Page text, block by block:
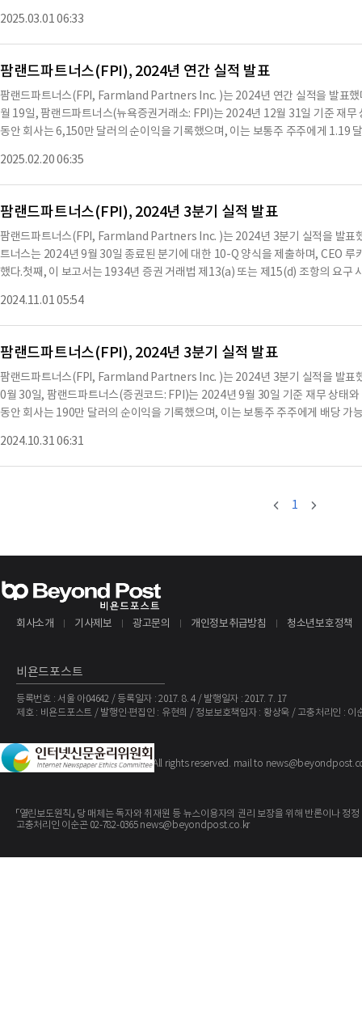
상 종료되었고, (ii) Crowe LLP를 팜랜드파트너스의 새로운 독립 등록 공인 회
년 2월 25일에 Plante Moran에게 이러한 조치를 통보했다.Plante Moran의
한 감사 보고서는 부정적인 의견이나 의견의 면책 조항이 포함되지 않았으며,
수정이 없었다.또한, 2024년 및 2023년 회계연도와 2025년 2월 25일 이전의
에 회계 원칙이나 관행, 재무제표 공시 또는 감사 범위나 절차와 관련하여 해결
없었다.팜랜드파트너스는 Plante Moran에게 본 보고서의 사본을 제공하고,
C에 서한으로 전달해 줄 것을 요청했다.Plante Moran의 2025년 2월 27일자
2025.03.01 06:33
팜랜드파트너스(FPI), 2024년 연간 실적 발표
팜랜드파트너스(FPI, Farmland Partners Inc. )는 2024년 연간 실적을 발표했
월 19일, 팜랜드파트너스(뉴욕증권거래소: FPI)는 2024년 12월 31일 기준 재
동안 회사는 6,150만 달러의 순이익을 기록했으며, 이는 보통주 주주에게 1.19
달러로, 2023년의 810만 달러, 주당 0.16 달러에 비해 각각 72.9%와 81.3% 증
1,200만 달러에 매각하고, 이로 인해 5,410만 달러의 총 매각 이익을 기록했다.
이익으로 이연됐다.또한, 4개의 자산을 1,790만 달러에 인수했으며, 2,240,295
총 부채는 1억 5,850만 달러 감소했으며, 2024년 4분기 동안 1억 8,940만 달러
에 대한 노출을 제거하고 연간 약 1,090만 달러의 이자 절감 효과를 기대하고
억 2,600만 달러로, 2023년의 574억 6,600만 달러에 비해 1.3% 증가했다. 순
440억 5,200만 달러에 비해 6.5% 증가했다.CEO 루카 파브리(Luca Fabbri)는
2025.02.20 06:35
팜랜드파트너스(FPI), 2024년 3분기 실적 발표
팜랜드파트너스(FPI, Farmland Partners Inc. )는 2024년 3분기 실적을 발표
트너스는 2024년 9월 30일 종료된 분기에 대한 10-Q 양식을 제출하며, CEO 루
했다.첫째, 이 보고서는 1934년 증권 거래법 제13(a) 또는 제15(d) 조항의 요구
라 18 U.S.C. §1350에 의거하여 이루어졌다.이 보고서는 팜랜드파트너스의 재
2024.11.01 05:54
팜랜드파트너스(FPI), 2024년 3분기 실적 발표
팜랜드파트너스(FPI, Farmland Partners Inc. )는 2024년 3분기 실적을 발표
0월 30일, 팜랜드파트너스(증권코드: FPI)는 2024년 9월 30일 기준 재무 상태
동안 회사는 190만 달러의 순이익을 기록했으며, 이는 보통주 주주에게 배당 가
FO)은 140만 달러, 주당 0.03 달러로, 2023년 같은 기간의 -50만 달러와 비교
2024.10.31 06:31
1
회사소개 기사제보 광고문의 개인정보취급방침 청소년보호정책
비욘드포스트
등록번호 : 서울 아04642 / 등록일자 : 2017. 8. 4 / 발행일자 : 2017. 7. 17
제호 : 비욘드포스트 / 발행인·편집인 : 유현희 / 정보보호책임자 : 황상욱 / 고충처리인 : 이
Copyright ©The BeyondPost. All rights reserved. mail to
「열린보도원칙」 당 매체는 독자와 취재원 등 뉴스이용자의 권리 보장을 위해 반론이나
고충처리인 이순곤 02-782-0365 news@beyondpost.co.kr